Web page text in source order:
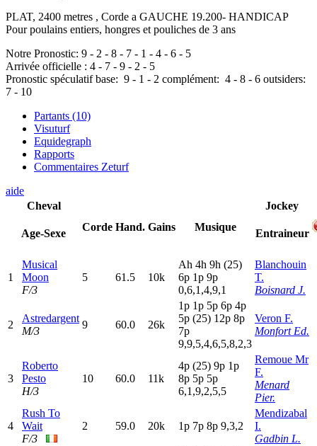
PLAT, 2400 metres , Corde a GAUCHE 19.200- HANDICAP
Pour poulains entiers, hongres et pouliches de 3 ans
Notre Pronostic: 9 - 2 - 8 - 7 - 1 - 4 - 6 - 5
Arrivée officielle : 4 - 7 - 9 - 2 - 5
Pronostic spéculatif base: 9 - 1 - 2 complément: 4 - 8 - 6 outsiders:
7 - 10
Partants (10)
Visuturf
Equidegraph
Rapports
Commentaires Zeturf
aide
Cheval
Age-Sexe
Corde Hand. Gains Musique
Jockey
Entraineur
1
Musical
Moon
F/3
5 61.5 10k
Ah 4h 9h (25)
6p 1p 9p
0,6,1,4,9,1
Blanchouin
T.
Boisnard J.
2
Astredargent
M/3
9 60.0 26k
1p 1p 5p 6p 4p
5p (25) 12p 8p
7p
9,9,5,4,6,5,8,2,3
Veron F.
Monfort Ed.
3
Roberto
Pesto
H/3
10 60.0 11k
4p (25) 9p 1p
8p 5p 5p
6,1,9,2,5,5
Remoue Mr
F.
Menard
Pier.
4
Rush To
Wait
F/3
2 59.0 20k 1p 7p 8p 9,3,2
Mendizabal
I.
Gadbin L.